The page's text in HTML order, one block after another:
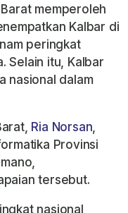
memperoleh
Kalbar di
peringkat
Selain itu, Kalbar
nasional dalam
Ria Norsan,
Provinsi
tersebut.
nasional